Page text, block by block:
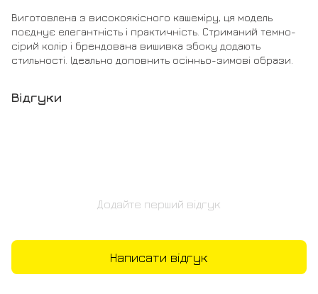
Виготовлена з високоякісного кашеміру, ця модель
поєднує елегантність і практичність. Стриманий темно-
сірий колір і брендована вишивка збоку додають
стильності. Ідеально доповнить осінньо-зимові образи.
Відгуки
Додайте перший відгук
Написати відгук